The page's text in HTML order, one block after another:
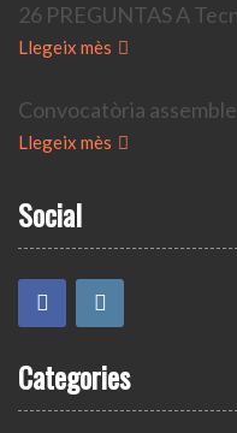
26 PREGUNTAS A
Llegeix mès
Convocatòria
Llegeix mès
Social
Categories